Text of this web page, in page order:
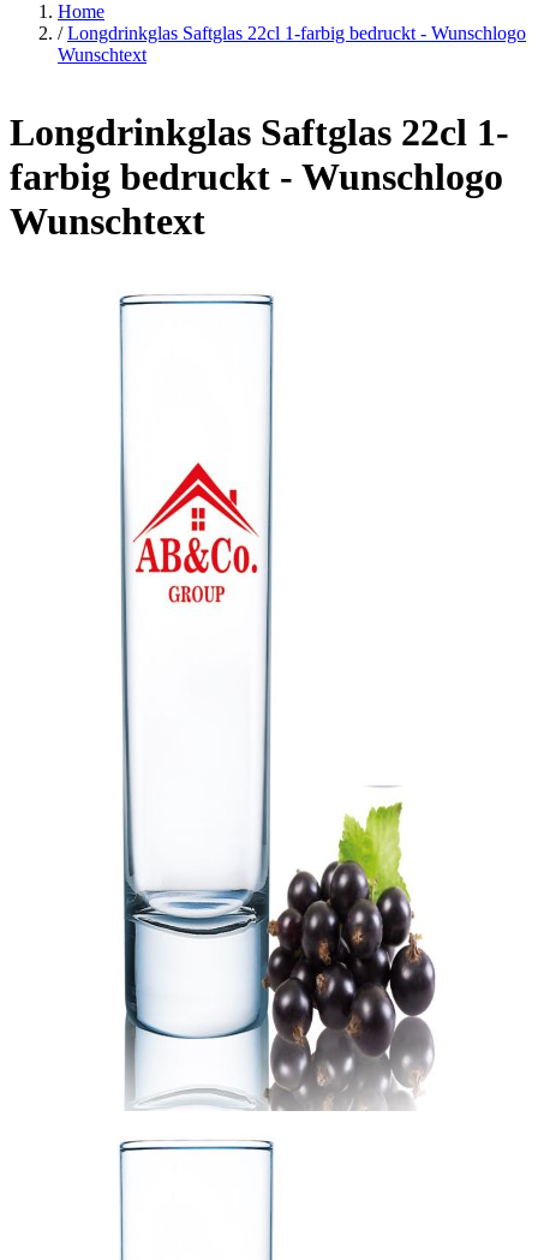
Home
/ Longdrinkglas Saftglas 22cl 1-farbig bedruckt - Wunschlogo
Wunschtext
Longdrinkglas Saftglas 22cl 1-
farbig bedruckt - Wunschlogo
Wunschtext